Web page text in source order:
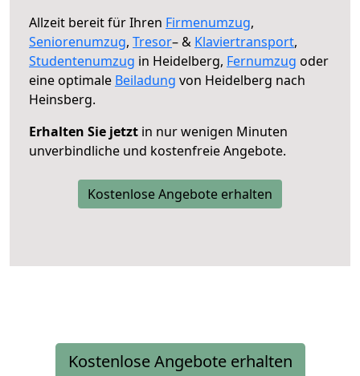
Allzeit bereit für Ihren Firmenumzug,
Seniorenumzug, Tresor– & Klaviertransport,
Studentenumzug in Heidelberg, Fernumzug oder
eine optimale Beiladung von Heidelberg nach
Heinsberg.
Erhalten Sie jetzt in nur wenigen Minuten
unverbindliche und kostenfreie Angebote.
Kostenlose Angebote erhalten
Kostenlose Angebote erhalten